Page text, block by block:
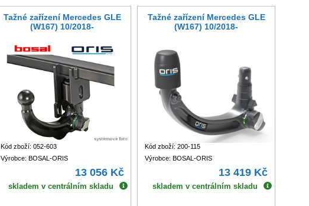
Tažné zařízení Mercedes GLE
(W167) 10/2018-
Kód zboží: 052-603
Výrobce: BOSAL-ORIS
13 056 Kč
skladem v centrálním skladu
Tažné zařízení Mercedes GLE
(W167) 10/2018-
Kód zboží: 200-115
Výrobce: BOSAL-ORIS
13 419 Kč
skladem v centrálním skladu